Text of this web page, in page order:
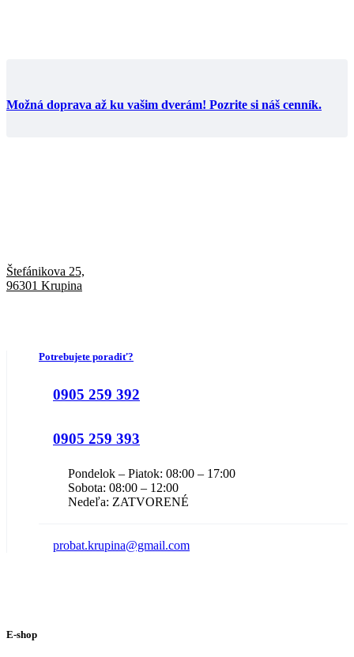
Možná doprava až ku vašim dverám! Pozrite si náš cenník.
Štefánikova 25,
96301 Krupina
Potrebujete poradiť?
0905 259 392
0905 259 393
Pondelok – Piatok: 08:00 – 17:00
Sobota: 08:00 – 12:00
Nedeľa: ZATVORENÉ
probat.krupina@gmail.com
E-shop